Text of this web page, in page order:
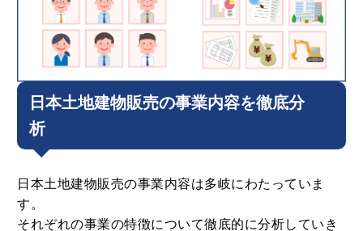
日本土地建物販売の事業内容を徹底分
析
日本土地建物販売の事業内容は多岐にわたっていま
す。
それぞれの事業の特徴について徹底的に分析していき